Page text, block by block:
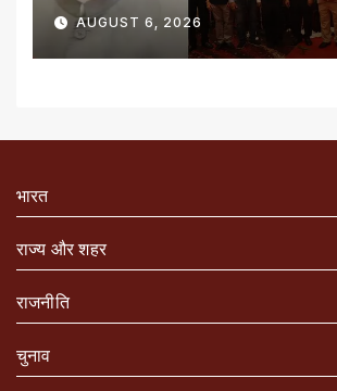
AUGUST 6, 2026
भारत
राज्य और शहर
राजनीति
चुनाव